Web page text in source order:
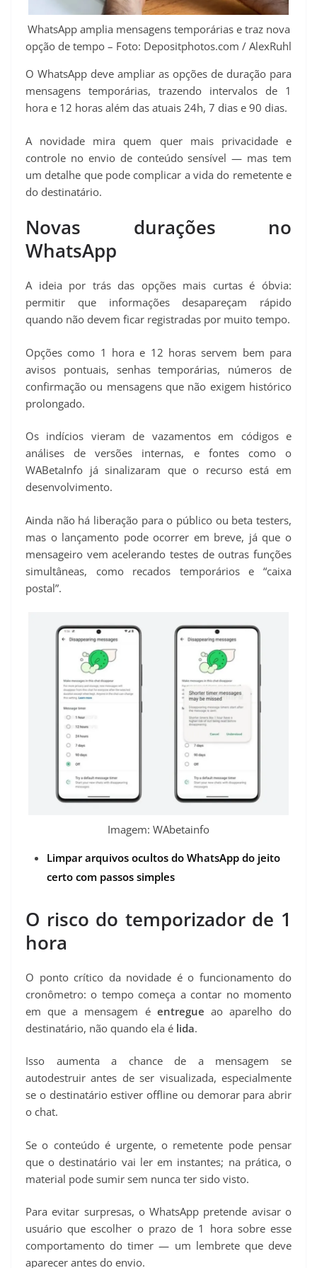
p
m
k
s
t
k
WhatsApp amplia mensagens temporárias e traz nova
opção de tempo – Foto: Depositphotos.com / AlexRuhl
O WhatsApp deve ampliar as opções de duração para
mensagens temporárias, trazendo intervalos de 1
hora e 12 horas além das atuais 24h, 7 dias e 90 dias.
A novidade mira quem quer mais privacidade e
controle no envio de conteúdo sensível — mas tem
um detalhe que pode complicar a vida do remetente e
do destinatário.
Novas durações no
WhatsApp
A ideia por trás das opções mais curtas é óbvia:
permitir que informações desapareçam rápido
quando não devem ficar registradas por muito tempo.
Opções como 1 hora e 12 horas servem bem para
avisos pontuais, senhas temporárias, números de
confirmação ou mensagens que não exigem histórico
prolongado.
Os indícios vieram de vazamentos em códigos e
análises de versões internas, e fontes como o
WABetaInfo já sinalizaram que o recurso está em
desenvolvimento.
Ainda não há liberação para o público ou beta testers,
mas o lançamento pode ocorrer em breve, já que o
mensageiro vem acelerando testes de outras funções
simultâneas, como recados temporários e “caixa
postal”.
Imagem: WAbetainfo
Limpar arquivos ocultos do WhatsApp do jeito
certo com passos simples
O risco do temporizador de 1
hora
O ponto crítico da novidade é o funcionamento do
cronômetro: o tempo começa a contar no momento
em que a mensagem é entregue ao aparelho do
destinatário, não quando ela é lida.
Isso aumenta a chance de a mensagem se
autodestruir antes de ser visualizada, especialmente
se o destinatário estiver offline ou demorar para abrir
o chat.
Se o conteúdo é urgente, o remetente pode pensar
que o destinatário vai ler em instantes; na prática, o
material pode sumir sem nunca ter sido visto.
Para evitar surpresas, o WhatsApp pretende avisar o
usuário que escolher o prazo de 1 hora sobre esse
comportamento do timer — um lembrete que deve
aparecer antes do envio.